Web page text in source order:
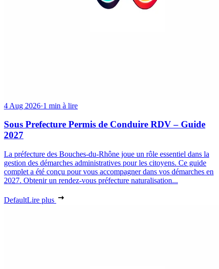
4 Aug 2026·1 min à lire
Sous Prefecture Permis de Conduire RDV – Guide
2027
La préfecture des Bouches-du-Rhône joue un rôle essentiel dans la
gestion des démarches administratives pour les citoyens. Ce guide
complet a été conçu pour vous accompagner dans vos démarches en
2027. Obtenir un rendez-vous préfecture naturalisation...
DefaultLire plus